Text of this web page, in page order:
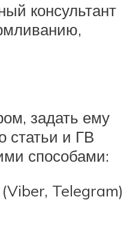
консультант
задать ему
статьи и ГВ
способами:
Telegram)